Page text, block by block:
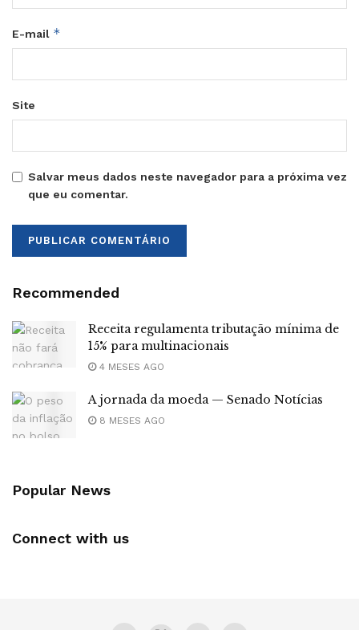
E-mail *
Site
Salvar meus dados neste navegador para a próxima vez
que eu comentar.
Recommended
Receita regulamenta tributação mínima de
15% para multinacionais
4 MESES AGO
A jornada da moeda — Senado Notícias
8 MESES AGO
Popular News
Connect with us